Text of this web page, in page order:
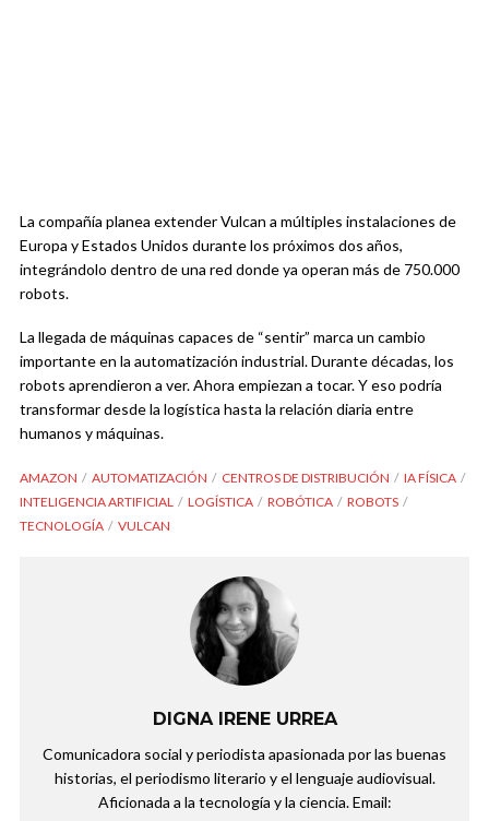
La compañía planea extender Vulcan a múltiples instalaciones de
Europa y Estados Unidos durante los próximos dos años,
integrándolo dentro de una red donde ya operan más de 750.000
robots.
La llegada de máquinas capaces de “sentir” marca un cambio
importante en la automatización industrial. Durante décadas, los
robots aprendieron a ver. Ahora empiezan a tocar. Y eso podría
transformar desde la logística hasta la relación diaria entre
humanos y máquinas.
AMAZON AUTOMATIZACIÓN CENTROS DE DISTRIBUCIÓN
IA FÍSICA
INTELIGENCIA ARTIFICIAL
LOGÍSTICA ROBÓTICA
ROBOTS
TECNOLOGÍA
VULCAN
DIGNA IRENE URREA
Comunicadora social y periodista apasionada por las buenas
historias, el periodismo literario y el lenguaje audiovisual.
Aficionada a la tecnología y la ciencia. Email: